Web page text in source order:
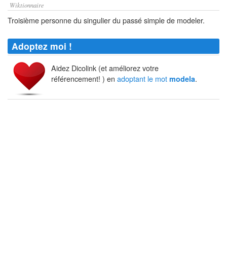
Wiktionnaire
Troisième personne du singulier du passé simple de modeler.
Adoptez moi !
Aidez Dicolink (et améliorez votre
référencement! ) en adoptant le mot modela.